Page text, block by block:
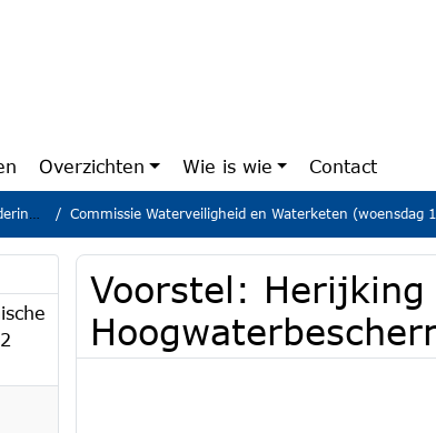
Overzichten Wie is wie Contact
Commissie Waterveiligheid en Waterketen (woensdag 12 november
Voorstel: Herijking